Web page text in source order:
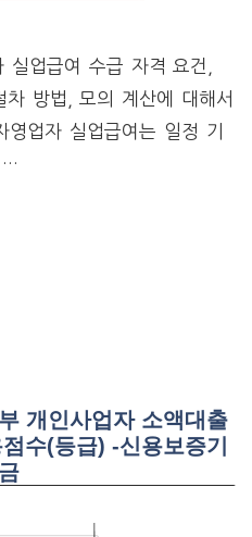
실업급여 수급 자격 요건,
방법, 모의 계산에 대해서
업자 실업급여는 일정 기
…
개인사업자 소액대출
수(등급) -신용보증기
금